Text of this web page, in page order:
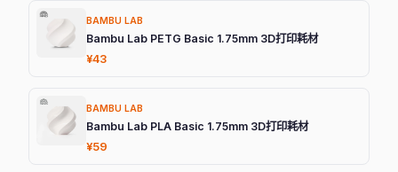
BAMBU LAB
Bambu Lab PETG Basic 1.75mm 3D打印耗材
¥43
BAMBU LAB
Bambu Lab PLA Basic 1.75mm 3D打印耗材
¥59